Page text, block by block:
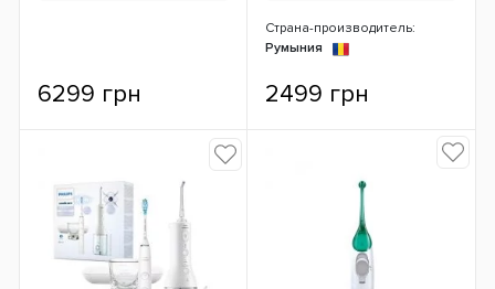
6299 грн
Страна-производитель:
Румыния
2499 грн